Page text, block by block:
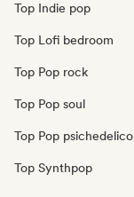
Top Indie pop
Top Lofi bedroom
Top Pop rock
Top Pop soul
Top Pop psichedelico
Top Synthpop